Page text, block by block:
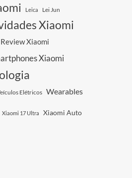
Leica Lei Jun
Xiaomi
Review Xiaomi
Xiaomi
Elétricos Wearables
Xiaomi 17 Ultra Xiaomi Auto